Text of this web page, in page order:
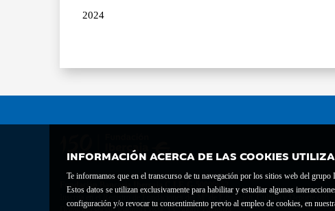
INFORMACIÓN ACERCA DE LAS COOKIES
Te informamos que en el transcurso de tu navegación por los sitios web del
Estos datos se utilizan exclusivamente para habilitar y estudiar algunas
configuración y/o revocar tu consentimiento previo al empleo de cookies, en
2024
Fundación Bancaria Ibercaja C.I.F. G-50000652.
Inscrita en el Registro de Fundaciones del Mº de Educación, Cultura y Deporte con el